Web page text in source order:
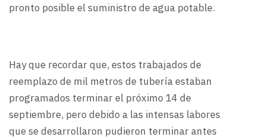
pronto posible el suministro de agua potable.
Hay que recordar que, estos trabajados de
reemplazo de mil metros de tubería estaban
programados terminar el próximo 14 de
septiembre, pero debido a las intensas labores
que se desarrollaron pudieron terminar antes